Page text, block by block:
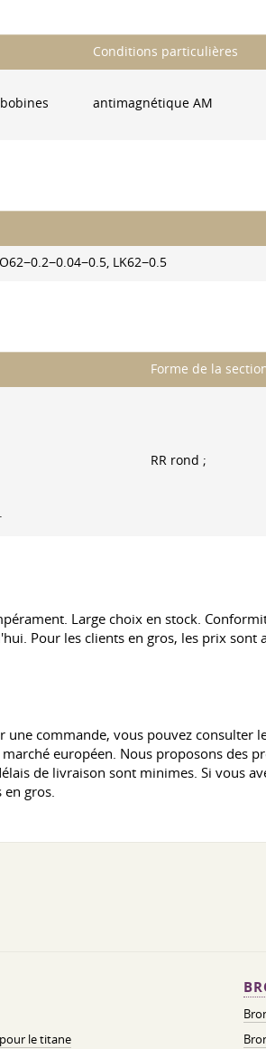
Conditions particulières
antimagnétique AM
LK62−0.5
Forme de la
RR rond ;
Large choix en stock.
Pour les clients en gros, les prix sont
commande, vous pouvez consulter
européen. Nous proposons des
de livraison sont minimes. Si vous
en gros.
le titane